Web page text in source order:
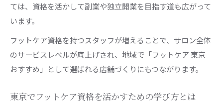
ては、資格を活かして副業や独立開業を目指す道も広がって
います。
フットケア資格を持つスタッフが増えることで、サロン全体
のサービスレベルが底上げされ、地域で「フットケア 東京
おすすめ」として選ばれる店舗づくりにもつながります。
東京でフットケア資格を活かすための学び方とは